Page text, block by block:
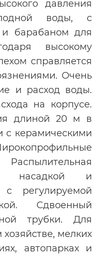
давления
воды, с
барабаном для
высокому
справляется
Очень
и расход воды.
на корпусе.
длиной 20 м в
с керамическими
насадкой и
с регулируемой
Сдвоенный
трубки. Для
мелких
автопарках и